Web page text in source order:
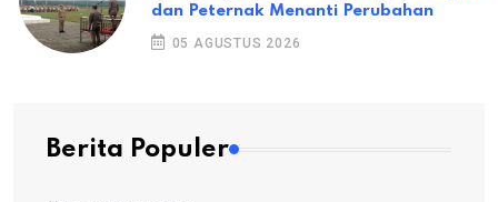
dan Peternak Menanti Perubahan
05 AGUSTUS 2026
Berita Populer